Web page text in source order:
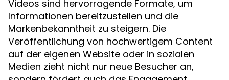
Videos sind hervorragende Formate, um
Informationen bereitzustellen und die
Markenbekanntheit zu steigern. Die
Veröffentlichung von hochwertigem Content
auf der eigenen Website oder in sozialen
Medien zieht nicht nur neue Besucher an,